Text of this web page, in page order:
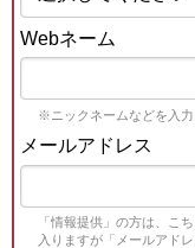
Webネーム
※ニックネームなどを入力
メールアドレス
「情報提供」の方は、こ
入りますが「メールアド